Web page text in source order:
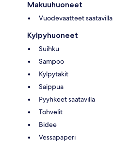
Makuuhuoneet
Vuodevaatteet saatavilla
Kylpyhuoneet
Suihku
Sampoo
Kylpytakit
Saippua
Pyyhkeet saatavilla
Tohvelit
Bidee
Vessapaperi